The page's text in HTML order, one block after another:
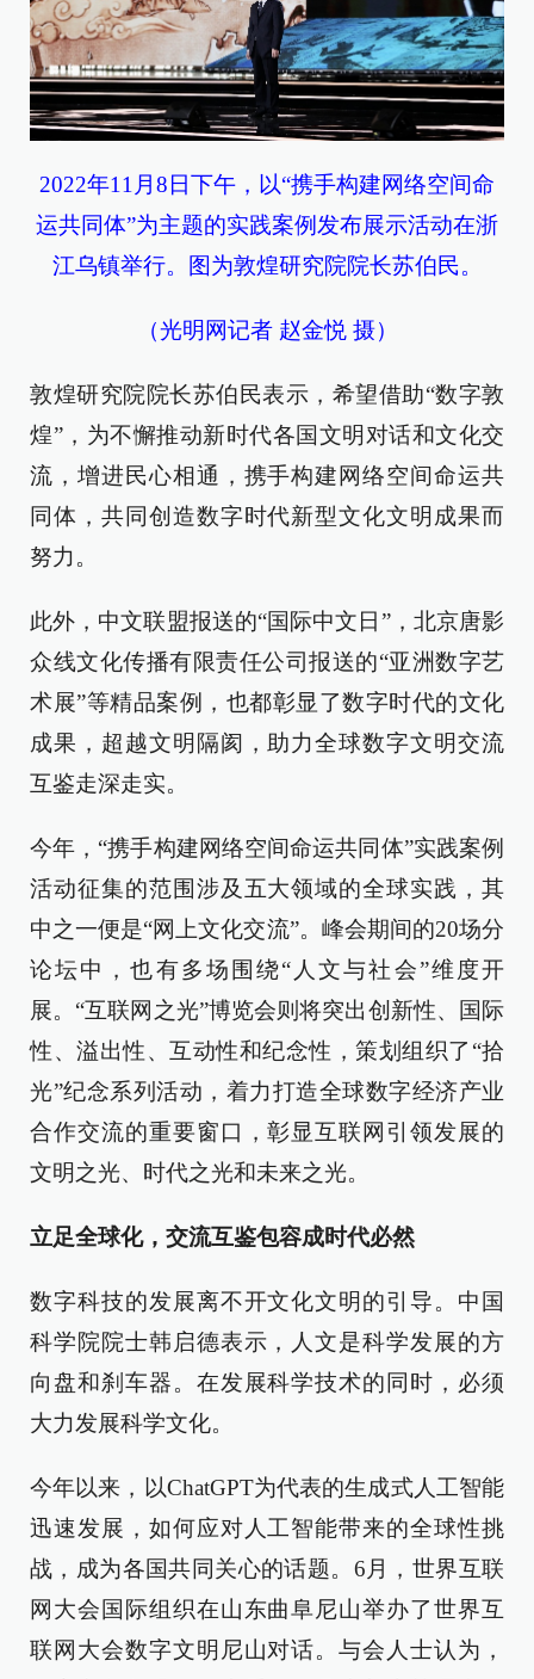
2022年11月8日下午，以“携手构建网络空间命
运共同体”为主题的实践案例发布展示活动在浙
江乌镇举行。图为敦煌研究院院长苏伯民。
（光明网记者 赵金悦 摄）
敦煌研究院院长苏伯民表示，希望借助“数字敦
煌”，为不懈推动新时代各国文明对话和文化交
流，增进民心相通，携手构建网络空间命运共
同体，共同创造数字时代新型文化文明成果而
努力。
此外，中文联盟报送的“国际中文日”，北京唐影
众线文化传播有限责任公司报送的“亚洲数字艺
术展”等精品案例，也都彰显了数字时代的文化
成果，超越文明隔阂，助力全球数字文明交流
互鉴走深走实。
今年，“携手构建网络空间命运共同体”实践案例
活动征集的范围涉及五大领域的全球实践，其
中之一便是“网上文化交流”。峰会期间的20场分
论坛中，也有多场围绕“人文与社会”维度开
展。“互联网之光”博览会则将突出创新性、国际
性、溢出性、互动性和纪念性，策划组织了“拾
光”纪念系列活动，着力打造全球数字经济产业
合作交流的重要窗口，彰显互联网引领发展的
文明之光、时代之光和未来之光。
立足全球化，交流互鉴包容成时代必然
数字科技的发展离不开文化文明的引导。中国
科学院院士韩启德表示，人文是科学发展的方
向盘和刹车器。在发展科学技术的同时，必须
大力发展科学文化。
今年以来，以ChatGPT为代表的生成式人工智能
迅速发展，如何应对人工智能带来的全球性挑
战，成为各国共同关心的话题。6月，世界互联
网大会国际组织在山东曲阜尼山举办了世界互
联网大会数字文明尼山对话。与会人士认为，